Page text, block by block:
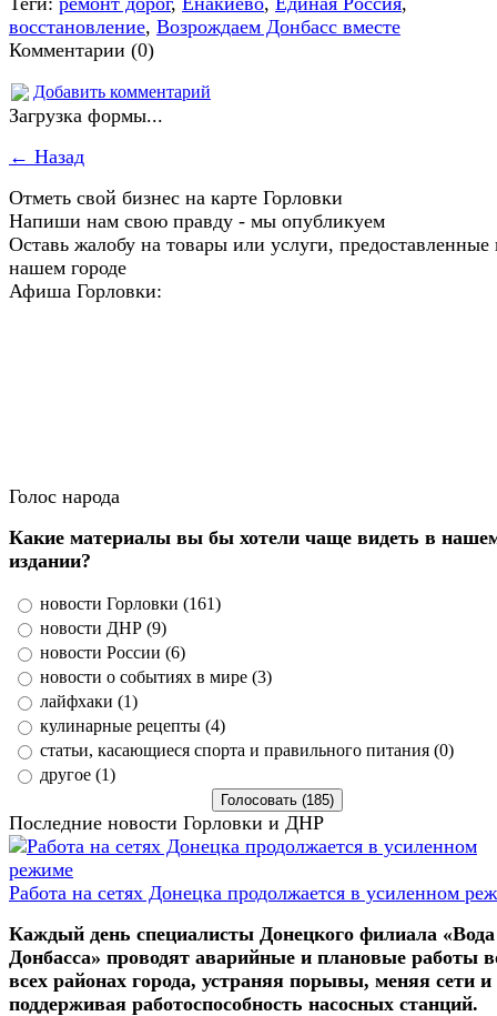
восстановление, Возрождаем Донбасс вместе
Комментарии (0)
Добавить комментарий
Загрузка формы...
← Назад
Отметь свой бизнес на карте Горловки
Напиши нам свою правду - мы опубликуем
Оставь жалобу на товары или услуги, предоставленные
нашем городе
Афиша Горловки:
Голос народа
Какие материалы вы бы хотели чаще видеть в
издании?
новости Горловки (161)
новости ДНР (9)
новости России (6)
новости о событиях в мире (3)
лайфхаки (1)
кулинарные рецепты (4)
статьи, касающиеся спорта и правильного питания (0)
другое (1)
Последние новости Горловки и ДНР
Работа на сетях Донецка продолжается в усиленном
Каждый день специалисты Донецкого филиала «Вода
Донбасса» проводят аварийные и плановые работы
всех районах города, устраняя порывы, меняя сети и
поддерживая работоспособность насосных станций.